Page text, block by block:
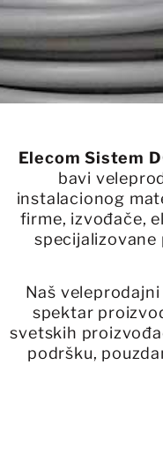
Elecom Sistem
bavi
instalacionog
firme, izvođače,
specijalizovane
Naš
spektar
svetskih
podršku,